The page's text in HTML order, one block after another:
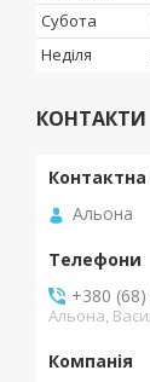
Субота
Неділя
КОНТАКТИ
Альона
+380
Альона,